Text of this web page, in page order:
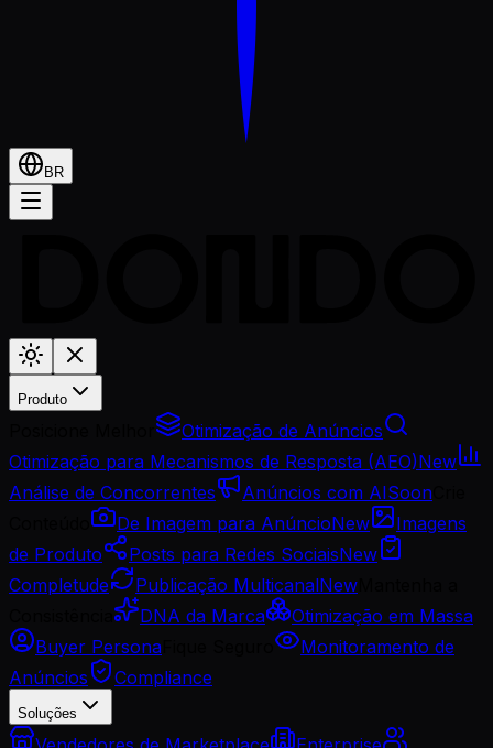
BR
Produto
Otimização de Anúncios
Otimização para Mecanismos de Resposta (AEO)New
Análise de Concorrentes
Anúncios com AISoon
De Imagem para AnúncioNew
Imagens
de Produto
Posts para Redes SociaisNew
Completude
Publicação MulticanalNew
DNA da Marca
Otimização em Massa
Buyer Persona
Monitoramento de
Anúncios
Compliance
Soluções